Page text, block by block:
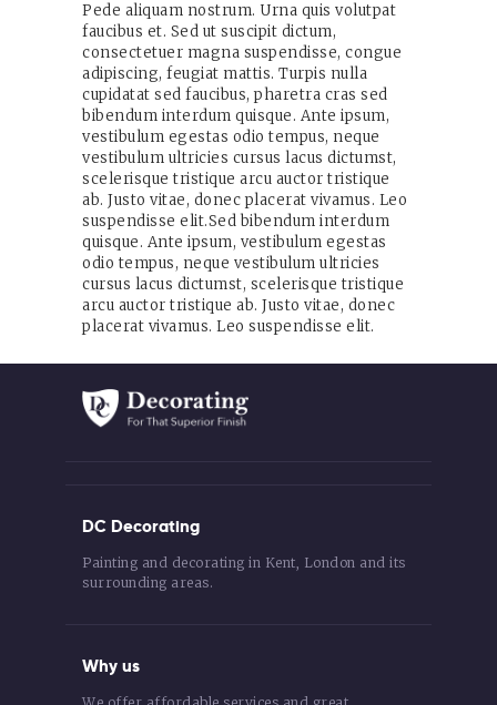
Pede aliquam nostrum. Urna quis volutpat
faucibus et. Sed ut suscipit dictum,
consectetuer magna suspendisse, congue
adipiscing, feugiat mattis. Turpis nulla
cupidatat sed faucibus, pharetra cras sed
bibendum interdum quisque. Ante ipsum,
vestibulum egestas odio tempus, neque
vestibulum ultricies cursus lacus dictumst,
scelerisque tristique arcu auctor tristique
ab. Justo vitae, donec placerat vivamus. Leo
suspendisse elit.Sed bibendum interdum
quisque. Ante ipsum, vestibulum egestas
odio tempus, neque vestibulum ultricies
cursus lacus dictumst, scelerisque tristique
arcu auctor tristique ab. Justo vitae, donec
placerat vivamus. Leo suspendisse elit.
DC Decorating
Painting and decorating in Kent, London and its
surrounding areas.
Why us